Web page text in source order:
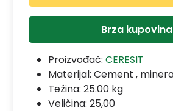
Brza kupovina
Proizvođač: CERESIT
Materijal: Cement ,
Težina: 25.00 kg
Veličina: 25,00